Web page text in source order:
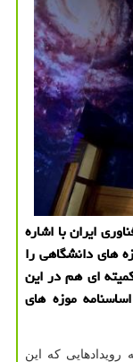
ایران با اشاره
های دانشگاهی را
ای هم در این
موزه های
رویدادهایی كه این